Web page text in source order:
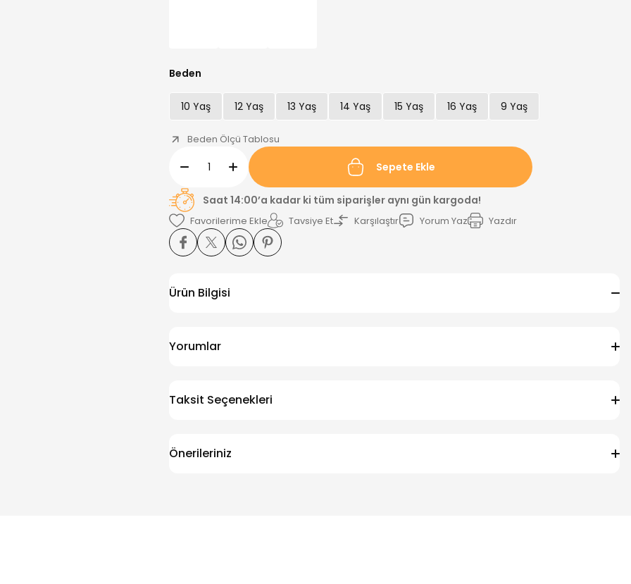
Beden
10 Yaş 12 Yaş 13 Yaş 14 Yaş 15 Yaş 16 Yaş 9 Yaş
Beden Ölçü Tablosu
Sepete Ekle
Saat 14:00’a kadar ki tüm siparişler aynı gün kargoda!
Tavsiye Et Karşılaştır Yorum Yaz Yazdır
Ürün Bilgisi
Yorumlar
Taksit Seçenekleri
Önerileriniz